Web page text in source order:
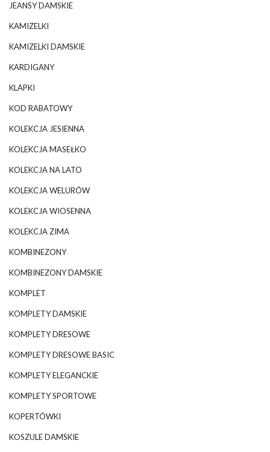
JEANSY DAMSKIE
KAMIZELKI
KAMIZELKI DAMSKIE
KARDIGANY
KLAPKI
KOD RABATOWY
KOLEKCJA JESIENNA
KOLEKCJA MASEŁKO
KOLEKCJA NA LATO
KOLEKCJA WELURÓW
KOLEKCJA WIOSENNA
KOLEKCJA ZIMA
KOMBINEZONY
KOMBINEZONY DAMSKIE
KOMPLET
KOMPLETY DAMSKIE
KOMPLETY DRESOWE
KOMPLETY DRESOWE BASIC
KOMPLETY ELEGANCKIE
KOMPLETY SPORTOWE
KOPERTÓWKI
KOSZULE DAMSKIE